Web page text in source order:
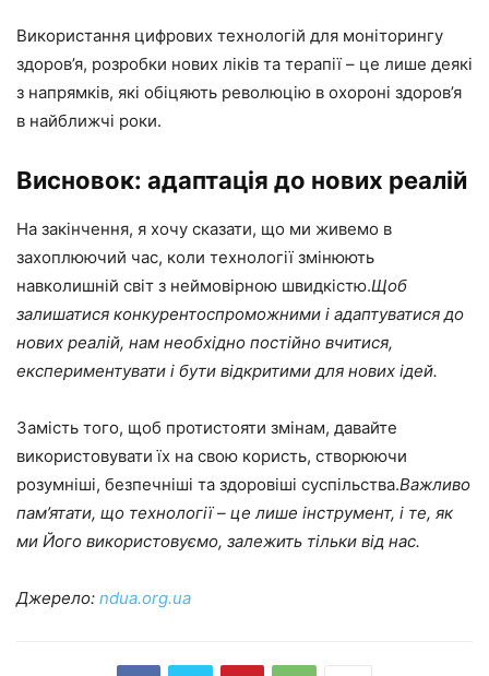
Використання цифрових технологій для моніторингу
здоров’я, розробки нових ліків та терапії – це лише деякі
з напрямків, які обіцяють революцію в охороні здоров’я
в найближчі роки.
Висновок: адаптація до нових реалій
На закінчення, я хочу сказати, що ми живемо в
захоплюючий час, коли технології змінюють
навколишній світ з неймовірною швидкістю.Щоб
залишатися конкурентоспроможними і адаптуватися до
нових реалій, нам необхідно постійно вчитися,
експериментувати і бути відкритими для нових ідей.
Замість того, щоб протистояти змінам, давайте
використовувати їх на свою користь, створюючи
розумніші, безпечніші та здоровіші суспільства.Важливо
пам’ятати, що технології – це лише інструмент, і те, як
ми Його використовуємо, залежить тільки від нас.
Джерело: ndua.org.ua